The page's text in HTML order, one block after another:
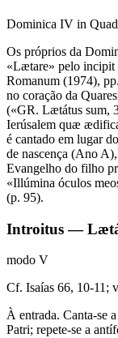
Dominica IV in
Os próprios da
«Lætare» pelo
Romanum (1974),
no coração da
(«GR. Lætátus sum,
Ierúsalem quæ
é cantado em lugar
de nascença (Ano
Evangelho do filho
«Illúmina óculos
(p. 95).
Introitus —
modo V
Cf. Isaías 66, 10-11;
À entrada. Canta-se
Patri; repete-se a